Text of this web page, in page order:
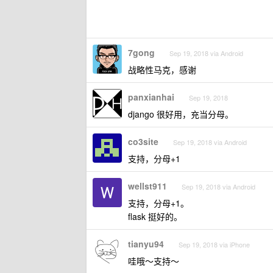
7gong Sep 19, 2018 via Android
战略性马克，感谢
panxianhai Sep 19, 2018
django 很好用，充当分母。
co3site Sep 19, 2018 via Android
支持，分母+1
wellst911 Sep 19, 2018 via Android
支持，分母+1。
flask 挺好的。
tianyu94 Sep 19, 2018 via iPhone
哇哦～支持～